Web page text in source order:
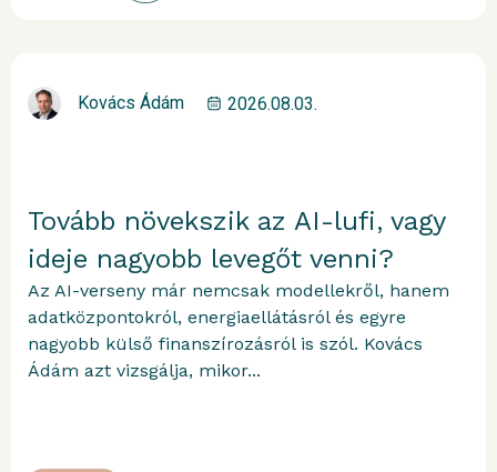
Kovács Ádám 2026.08.03.
Tovább növekszik az AI-lufi, vagy
ideje nagyobb levegőt venni?
Az AI-verseny már nemcsak modellekről, hanem
adatközpontokról, energiaellátásról és egyre
nagyobb külső finanszírozásról is szól. Kovács
Ádám azt vizsgálja, mikor...